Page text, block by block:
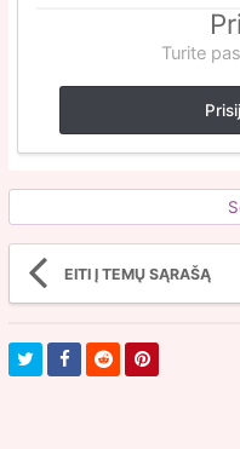
Turite
EITI Į TEMŲ SĄRAŠĄ